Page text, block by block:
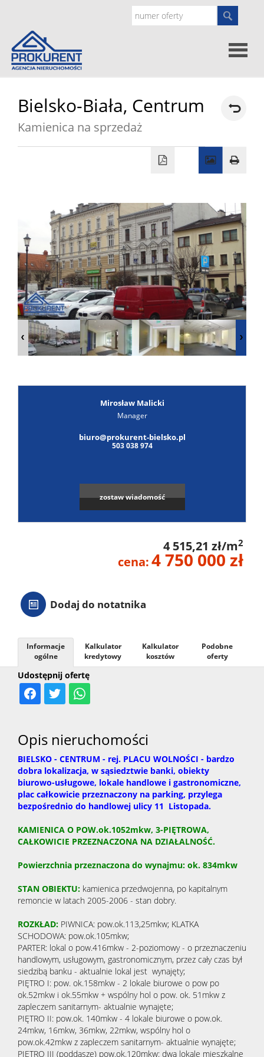
główna
prawne
O
nas
Zgłoś
Zgłoś
ofertę
Bielsko-Biała, Centrum
Kamienica na sprzedaż
Mirosław Malicki
Manager
biuro@prokurent-bielsko.pl
503 038 974
zostaw wiadomość
4 515,21 zł/m2
cena:4 750 000 zł
Dodaj do notatnika
Udostępnij ofertę
Informacje
ogólne
Kalkulator
kredytowy
Kalkulator
kosztów
Podobne
oferty
Opis nieruchomości
BIELSKO - CENTRUM - rej. PLACU WOLNOŚCI - bardzo
dobra lokalizacja, w sąsiedztwie banki, obiekty
biurowo-usługowe, lokale handlowe i gastronomiczne,
plac całkowicie przeznaczony na parking, przylega
bezpośrednio do handlowej ulicy 11 Listopada.
KAMIENICA O POW.ok.1052mkw, 3-PIĘTROWA,
CAŁKOWICIE PRZEZNACZONA NA DZIAŁALNOŚĆ.
Powierzchnia przeznaczona do wynajmu: ok. 834mkw
STAN OBIEKTU: kamienica przedwojenna, po kapitalnym
remoncie w latach 2005-2006 - stan dobry.
ROZKŁAD: PIWNICA: pow.ok.113,25mkw; KLATKA
SCHODOWA: pow.ok.105mkw;
PARTER: lokal o pow.416mkw - 2-poziomowy - o przeznaczeniu
handlowym, usługowym, gastronomicznym, przez cały czas był
siedzibą banku - aktualnie lokal jest wynajęty;
PIĘTRO I: pow. ok.158mkw - 2 lokale biurowe o pow po
ok.52mkw i ok.55mkw + wspólny hol o pow. ok. 51mkw z
zapleczem sanitarnym- aktualnie wynajęte;
PIĘTRO II: pow.ok. 140mkw - 4 lokale biurowe o pow.ok.
24mkw, 16mkw, 36mkw, 22mkw, wspólny hol o
pow.ok.42mkw z zapleczem sanitarnym- aktualnie wynajęte;
PIĘTRO III (poddasze) pow.ok.120mkw: dwa lokale mieszkalne